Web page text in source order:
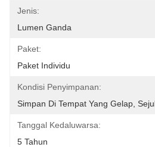
Jenis:
Lumen Ganda
Paket:
Paket Individu
Kondisi Penyimpanan:
Simpan Di Tempat Yang Gelap,
Tanggal Kedaluwarsa:
5 Tahun